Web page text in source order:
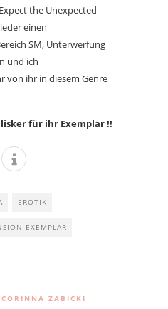
the Unexpected
einen
SM, Unterwerfung
und ich
von ihr in diesem Genre
für ihr Exemplar !!
EROTIK
EXEMPLAR
CORINNA ZABICKI